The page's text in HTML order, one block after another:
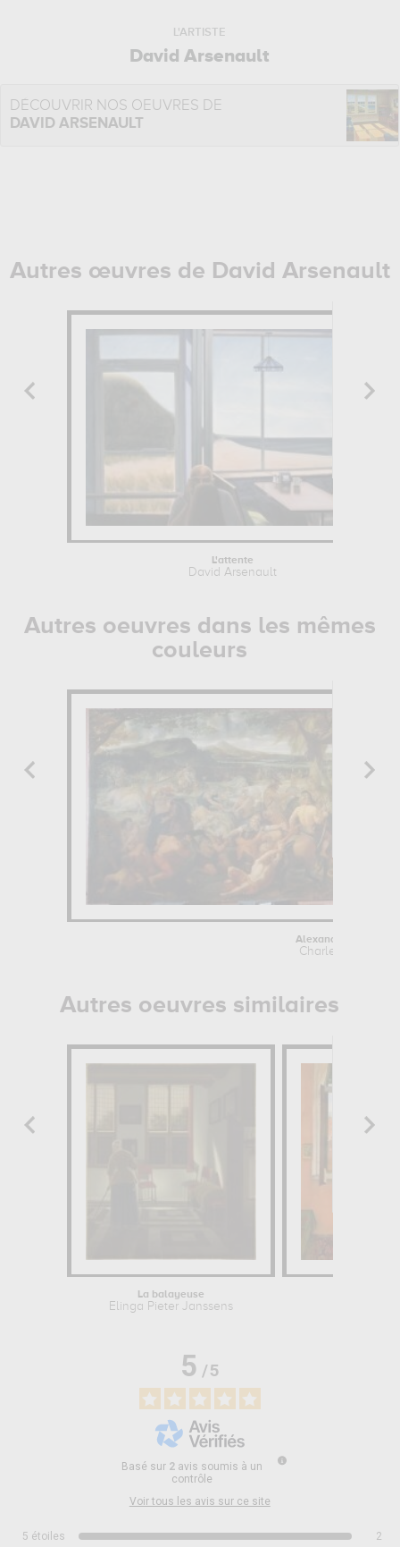
L'ARTISTE
David Arsenault
DÉCOUVRIR NOS OEUVRES DE
DAVID ARSENAULT
Autres œuvres de David Arsenault
L'attente
David Arsenault
Autres oeuvres dans les mêmes
couleurs
Alexandre et Porus
Charles Le Brun
Autres oeuvres similaires
La balayeuse
Elinga Pieter Janssens
5/5
Basé sur 2 avis soumis à un
contrôle
Voir tous les avis sur ce site
5 étoiles 2